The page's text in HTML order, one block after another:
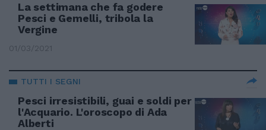
La settimana che fa godere
Pesci e Gemelli, tribola la
Vergine
01/03/2021
TUTTI I SEGNI
Pesci irresistibili, guai e soldi per
l'Acquario. L'oroscopo di Ada
Alberti